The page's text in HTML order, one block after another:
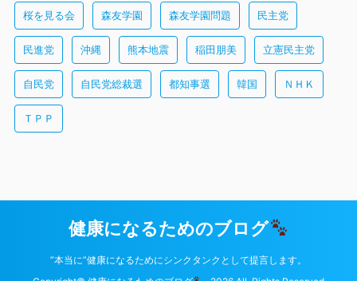
桜を見る会 森友学園 森友学園問題 民主党
民進党 沖縄 熊本地震 稲田朋美 立憲民主党
自民党 自民党総裁選 都知事選 韓国 ＮＨＫ
ＴＰＰ
健康になるためのブログ
”本当に”健康になるためにシンクタンクとして提言します。